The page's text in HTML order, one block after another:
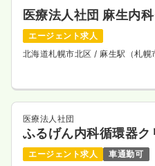
医療法人社団 麻生内
エージェント求人
北海道札幌市北区/ 麻生駅（札幌
医療法人社団
ふるげん内科循環器ク
エージェント求人
車通勤可